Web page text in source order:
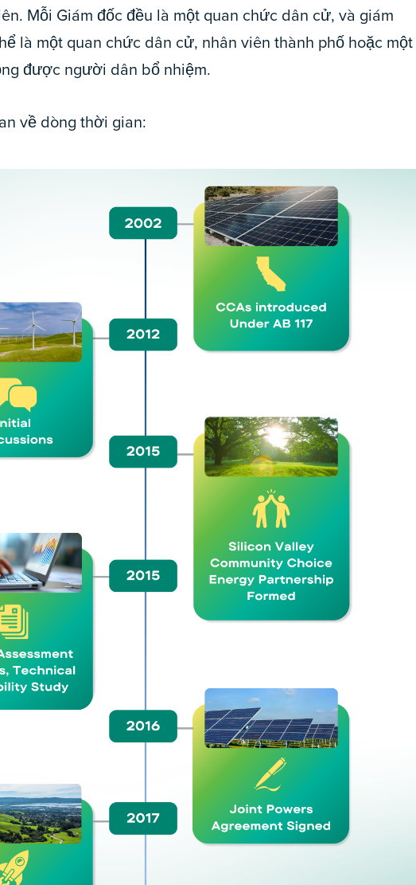
Mỗi Giám đốc đều là một quan chức dân cử, và giám
là một quan chức dân cử, nhân viên thành phố hoặc một
được người dân bổ nhiệm.
về dòng thời gian: